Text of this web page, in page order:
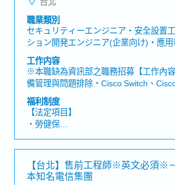
職業類別
セキュリティーエンジニア・安全設置
ション開発エンジニア(企業向け)・應用
(企業), ネットワークエンジニア(運用/
(運作/維護), 社内情報システム/EDP/
統/EDP/MIS, サポート/保守/運用/トレ
護/運作/訓練
工作内容
※本職缺為資訊部之職務招募【工作內
備管理與問題排除・Cisco Switch、
Firewall、FortiGate、Ruckus AP、
Windows Server管理: 例如Active
GPO. File Server. Print Server. WSUS・
安裝
福利制度
【法定項目】
・勞健保
・各種休假（特別休假、婚假、喪假、
陪產假、產假、育嬰假）
・退休金
【台北】售前工程師※英文必須※
本知名電信集團